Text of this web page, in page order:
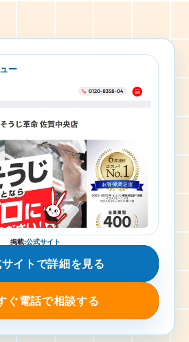
ー
掲載:公式サイト
イトで詳細を見る
ぐ電話で相談する